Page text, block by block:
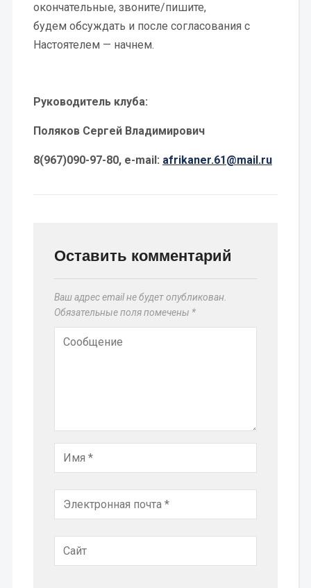
окончательные, звоните/пишите,
будем обсуждать и после согласования с
Настоятелем — начнем.
Руководитель клуба:
Поляков Сергей Владимирович
8(967)090-97-80, e-mail: afrikaner.61@mail.ru
Оставить комментарий
Ваш адрес email не будет опубликован.
Обязательные поля помечены *